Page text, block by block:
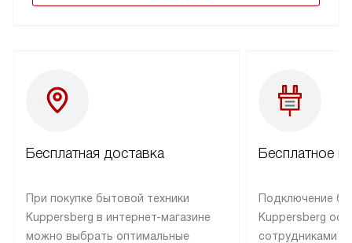
Бесплатная доставка
При покупке бытовой техники
Kuppersberg в интернет-магазине
можно выбрать оптимальные
Бесплатное
Подключение
Kuppersberg
сотрудниками